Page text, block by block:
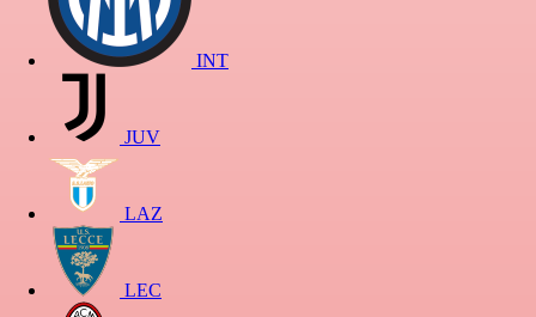
INT
JUV
LAZ
LEC